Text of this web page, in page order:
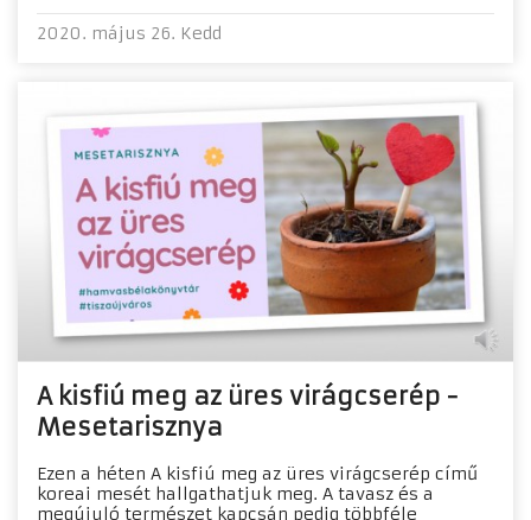
2020. május 26. Kedd
A kisfiú meg az üres virágcserép -
Mesetarisznya
Ezen a héten A kisfiú meg az üres virágcserép című
koreai mesét hallgathatjuk meg. A tavasz és a
megújuló természet kapcsán pedig többféle